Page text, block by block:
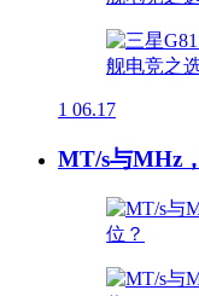
1 06.17
MT/s与MHz